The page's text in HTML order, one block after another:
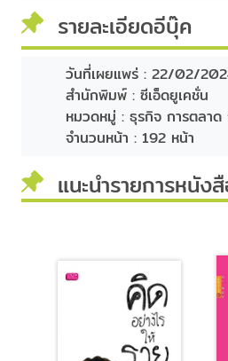
รายละเอียดอีบุ๊ค
วันที่เผยแพร่ : 22/02/
สำนักพิมพ์ : ซีเอ็ดยูเคชั่น
หมวดหมู่ : ธุรกิจ การตลาด
จำนวนหน้า : 192 หน้า
แนะนำรายการหนัง